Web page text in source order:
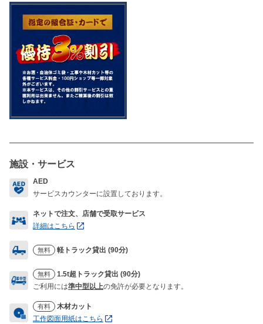
施設・サービス
AED
サービスカウンターに設置しております。
ネットで注文、店舗で受取サービス
詳細はこちら
無料 軽トラック貸出 (90分)
無料
1.5t超トラック貸出 (90分)
ご利用には準中型以上の免許が必要となります。
有料
木材カット
工作図面用紙はこちら